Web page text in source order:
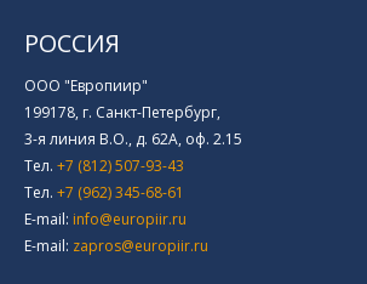
РОССИЯ
ООО "Европиир"
199178, г. Санкт-Петербург,
3-я линия В.О., д. 62А, оф. 2.15
Тел. +7 (812) 507-93-43
Тел. +7 (962) 345-68-61
E-mail: info@europiir.ru
E-mail: zapros@europiir.ru